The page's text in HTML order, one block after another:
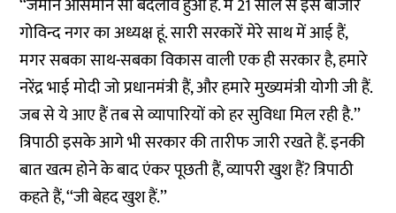
‘‘जमीन आसमान सा बदलाव हुआ है. मैं 21 साल से इस बाजार
गोविन्द नगर का अध्यक्ष हूं. सारी सरकारें मेरे साथ में आई हैं,
मगर सबका साथ-सबका विकास वाली एक ही सरकार है, हमारे
नरेंद्र भाई मोदी जो प्रधानमंत्री हैं, और हमारे मुख्यमंत्री योगी जी हैं.
जब से ये आए हैं तब से व्यापारियों को हर सुविधा मिल रही है.’’
त्रिपाठी इसके आगे भी सरकार की तारीफ जारी रखते हैं. इनकी
बात खत्म होने के बाद एंकर पूछती हैं, व्यापरी खुश हैं? त्रिपाठी
कहते हैं, ‘‘जी बेहद खुश हैं.’’